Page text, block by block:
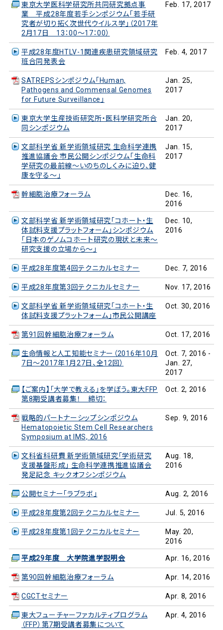
東京大学医科学研究所共同研究拠点事
業 平成28年度若手シンポジウム「若手研
究者が切り拓く次世代ウイルス学」（2017年
2月17日 13：00～17：00）
Feb. 17, 2017
平成28年度HTLV-1関連疾患研究領域研究
班合同発表会
Feb. 4, 2017
SATREPSシンポジウム「Human,
Pathogens and Commensal Genomes
for Future Surveillance」
Jan. 25,
2017
東京大学生産技術研究所・医科学研究所合
同シンポジウム
Jan. 20,
2017
文部科学省 新学術領域研究 生命科学連携
推進協議会 市民公開シンポジウム「生命科
学研究の最前線～いのちのしくみに迫り、健
康を守る～」
Jan. 15,
2017
幹細胞治療フォーラム
Dec. 16,
2016
文部科学省 新学術領域研究「コホート・生
体試料支援プラットフォーム」シンポジウム
「日本のゲノムコホート研究の現状と未来～
研究支援の立場から～」
Dec. 10,
2016
平成28年度第4回テクニカルセミナー Dec. 7, 2016
平成28年度第3回テクニカルセミナー Nov. 17, 2016
文部科学省 新学術領域研究「コホート・生
体試料支援プラットフォーム」市民公開講座
Oct. 30, 2016
第91回幹細胞治療フォーラム Oct. 17, 2016
生命情報と人工知能セミナー（2016年10月
7日～2017年1月27日、全12回）
Oct. 7, 2016 -
Jan. 27,
2017
【ご案内】「大学で教える」を学ぼう。東大FFP
第8期受講者募集！ 締切：
Oct. 2, 2016
戦略的パートナーシップシンポジウム
Hematopoietic Stem Cell Researchers
Symposium at IMS, 2016
Sep. 9, 2016
文科省科研費 新学術領域研究「学術研究
支援基盤形成」 生命科学連携推進協議会
発足記念 キックオフシンポジウム
Aug. 18,
2016
公開セミナー「ラブラボ」 Aug. 2, 2016
平成28年度第2回テクニカルセミナー Jul. 5, 2016
平成28年度第1回テクニカルセミナー
May. 20,
2016
平成29年度 大学院進学説明会 Apr. 16, 2016
第90回幹細胞治療フォーラム Apr. 14, 2016
CGCTセミナー Apr. 8, 2016
東大フューチャーファカルティプログラム
（FFP）第7期受講者募集について
Apr. 4, 2016